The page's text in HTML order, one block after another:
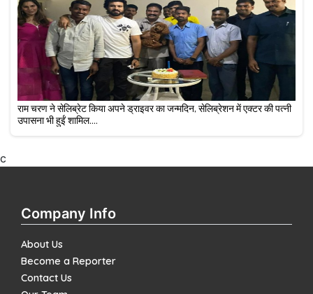
राम चरण ने सेलिब्रेट किया अपने ड्राइवर का जन्मदिन, सेलिब्रेशन में एक्टर की पत्नी
उपासना भी हुईं शामिल....
c
Company Info
About Us
Become a Reporter
Contact Us